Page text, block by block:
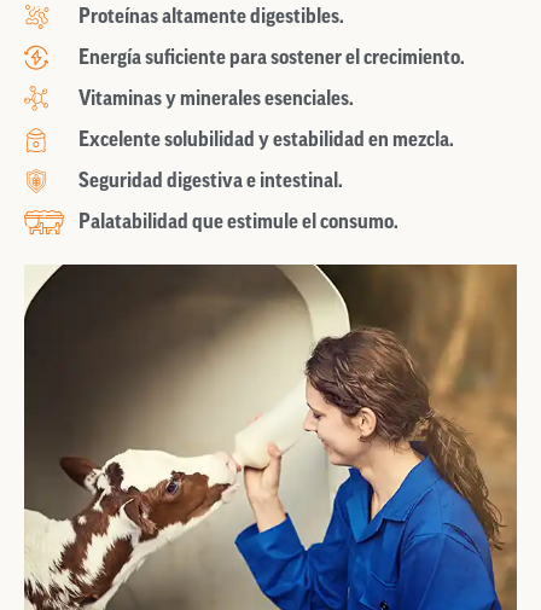
Proteínas altamente digestibles.
Energía suficiente para sostener el crecimiento.
Vitaminas y minerales esenciales.
Excelente solubilidad y estabilidad en mezcla.
Seguridad digestiva e intestinal.
Palatabilidad que estimule el consumo.